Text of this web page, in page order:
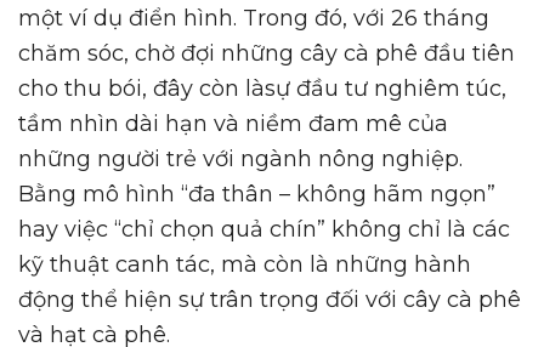
một ví dụ điển hình. Trong đó, với 26 tháng
chăm sóc, chờ đợi những cây cà phê đầu tiên
cho thu bói, đây còn làsự đầu tư nghiêm túc,
tầm nhìn dài hạn và niềm đam mê của
những người trẻ với ngành nông nghiệp.
Bằng mô hình “đa thân – không hãm ngọn”
hay việc “chỉ chọn quả chín” không chỉ là các
kỹ thuật canh tác, mà còn là những hành
động thể hiện sự trân trọng đối với cây cà phê
và hạt cà phê.